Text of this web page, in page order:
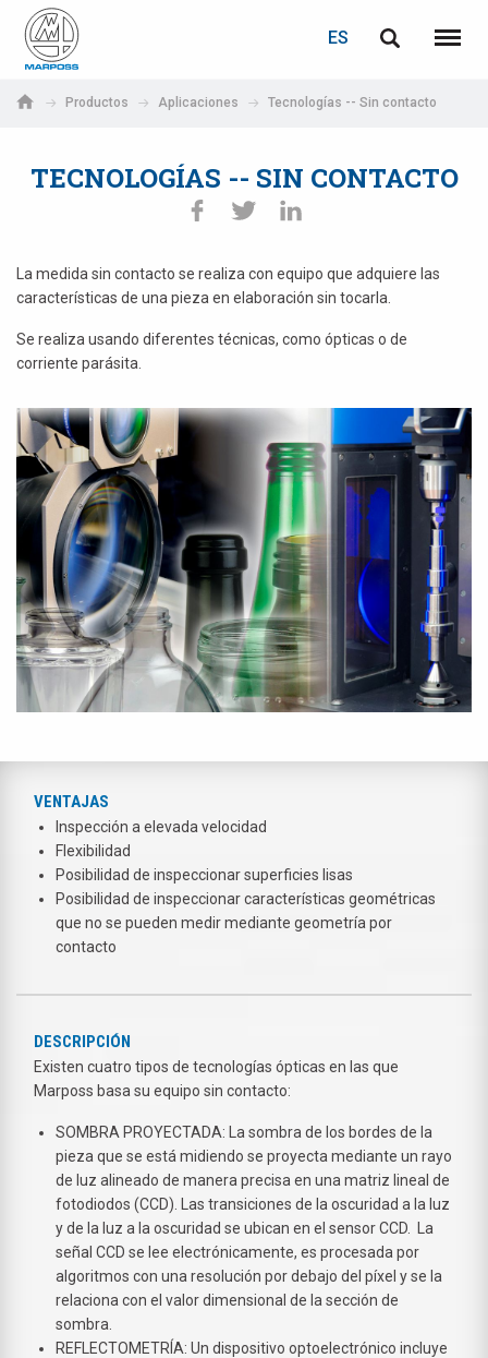
S.p.A.
ES
Menú
Productos Aplicaciones Tecnologías -- Sin contacto
TECNOLOGÍAS -- SIN CONTACTO
La medida sin contacto se realiza con equipo que adquiere las
características de una pieza en elaboración sin tocarla.
Se realiza usando diferentes técnicas, como ópticas o de
corriente parásita.
VENTAJAS
Inspección a elevada velocidad
Flexibilidad
Posibilidad de inspeccionar superficies lisas
Posibilidad de inspeccionar características geométricas
que no se pueden medir mediante geometría por
contacto
DESCRIPCIÓN
Existen cuatro tipos de tecnologías ópticas en las que
Marposs basa su equipo sin contacto:
SOMBRA PROYECTADA: La sombra de los bordes de la
pieza que se está midiendo se proyecta mediante un rayo
de luz alineado de manera precisa en una matriz lineal de
fotodiodos (CCD). Las transiciones de la oscuridad a la luz
y de la luz a la oscuridad se ubican en el sensor CCD. La
señal CCD se lee electrónicamente, es procesada por
algoritmos con una resolución por debajo del píxel y se la
relaciona con el valor dimensional de la sección de
sombra.
REFLECTOMETRÍA: Un dispositivo optoelectrónico incluye
Deutsch
Français
日本語 (Japanese)
한국어 (Korean)
ACCEDER
Si aún no está registrado, puede hacerlo ahora: ¡es gratis!
Haga clic aquí